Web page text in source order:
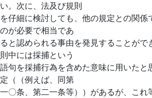
い。次に、法及び規則
を仔細に検討しても、他の規定との関係
のが必要で相当であ
ると認められる事由を発見することがで
則中には採捕という
語句を採捕行為を含めた意味に用いたと
定（（例えば、同第
一〇条、第二一条等））があるが、これ